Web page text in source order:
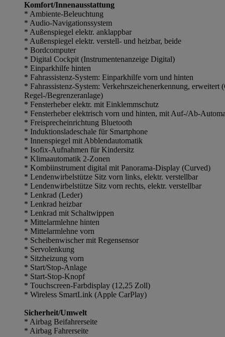
Komfort/Innenausstattung
* Ambiente-Beleuchtung
* Audio-Navigationssystem
* Außenspiegel elektr. anklappbar
* Außenspiegel elektr. verstell- und heizbar, beide
* Bordcomputer
* Digital Cockpit (Instrumentenanzeige Digital)
* Einparkhilfe hinten
* Fahrassistenz-System: Einparkhilfe vorn und hinten
* Fahrassistenz-System: Verkehrszeichenerkennung, erweitert
Regel-/Begrenzeranlage)
* Fensterheber elektr. mit Einklemmschutz
* Fensterheber elektrisch vorn und hinten, mit Auf-/Ab-
* Freisprecheinrichtung Bluetooth
* Induktionsladeschale für Smartphone
* Innenspiegel mit Abblendautomatik
* Isofix-Aufnahmen für Kindersitz
* Klimaautomatik 2-Zonen
* Kombiinstrument digital mit Panorama-Display (Curved)
* Lendenwirbelstütze Sitz vorn links, elektr. verstellbar
* Lendenwirbelstütze Sitz vorn rechts, elektr. verstellbar
* Lenkrad (Leder)
* Lenkrad heizbar
* Lenkrad mit Schaltwippen
* Mittelarmlehne hinten
* Mittelarmlehne vorn
* Scheibenwischer mit Regensensor
* Servolenkung
* Sitzheizung vorn
* Start/Stop-Anlage
* Start-Stop-Knopf
* Touchscreen-Farbdisplay (12,25 Zoll)
* Wireless SmartLink (Apple CarPlay)
Sicherheit/Umwelt
* Airbag Beifahrerseite
* Airbag Fahrerseite